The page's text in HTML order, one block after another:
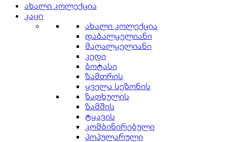
ახალი კოლექცია
კაცი
ახალი კოლექცია
დაბალყელიანი
მაღალყელიანი
კედი
ბოტასი
ზამთრის
ყველა სეზონის
ზაფხულის
ზამშის
ტყავის
კომბინირებული
პოპულარული